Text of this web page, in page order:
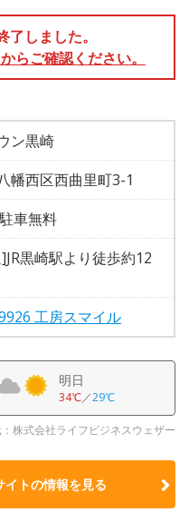
しました。
らご確認ください。
ン黒崎
幡西区西曲里町3-1
車無料
黒崎駅より徒歩約12
工房スマイル
明日
34℃／29℃
株式会社ライフビジネスウェザー
イトの情報を見る